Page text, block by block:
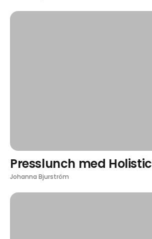
Presslunch med Holistic
Johanna Bjurström